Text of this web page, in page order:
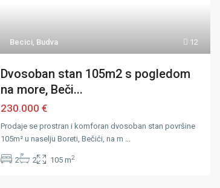
12
Becici, Budva
Dvosoban stan 105m2 s pogledom
na more, Beči...
230.000 €
Prodaje se prostran i komforan dvosoban stan površine
105m² u naselju Boreti, Bečići, na m ...
2 2 105 m2